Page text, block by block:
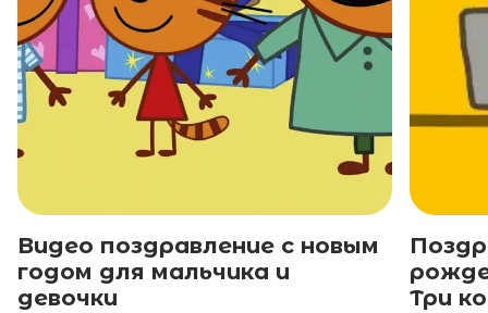
Видео поздравление с новым
годом для мальчика и
девочки
Три